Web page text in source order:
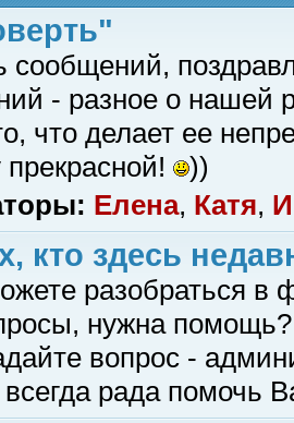
сообщений,
- разное о нашей
что делает ее
))
Елена, Катя,
кто здесь
разобраться в
нужна помощь?
вопрос -
рада помочь